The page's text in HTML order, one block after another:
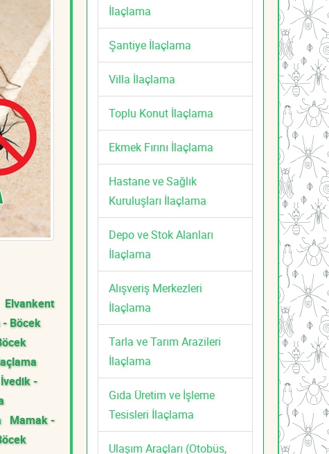
Elvankent
Böcek
İvedik -
Mamak -
İlaçlama
Şantiye İlaçlama
Villa İlaçlama
Toplu Konut İlaçlama
Ekmek Fırını İlaçlama
Hastane ve Sağlık
Kuruluşları İlaçlama
Depo ve Stok Alanları
İlaçlama
Alışveriş Merkezleri
İlaçlama
Tarla ve Tarım Arazileri
İlaçlama
Gıda Üretim ve İşleme
Tesisleri İlaçlama
Ulaşım Araçları (Otobüs,